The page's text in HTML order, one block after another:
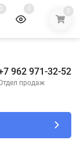
0 0 0
962 971-32-52
продаж